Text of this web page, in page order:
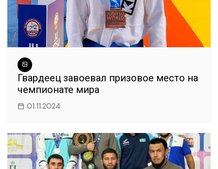
Гвардеец завоевал призовое место на
чемпионате мира
01.11.2024